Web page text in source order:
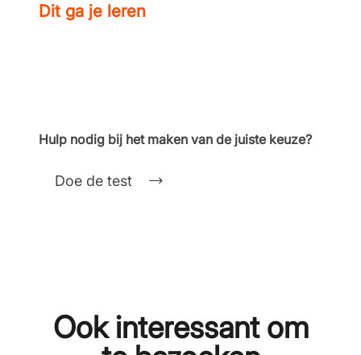
Dit ga je leren
Hulp nodig bij het maken van de juiste keuze?
Doe de test
Ook interessant om